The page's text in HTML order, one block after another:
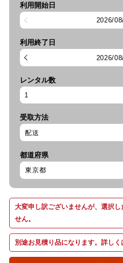
利用開始日
2026/
利用終了日
2026/
レンタル数
受取方法
都道府県
大変申し訳ございませんが、選択
せん。
別途お見積り品になります。詳しく